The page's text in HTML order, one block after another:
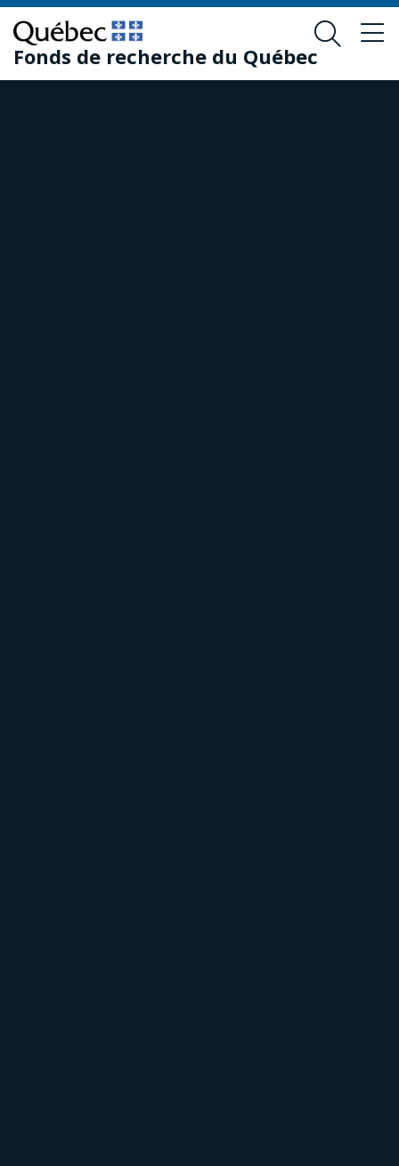
Passer
au
contenu
principal
Passer
au
pied
de
Fonds de recherche du Québec